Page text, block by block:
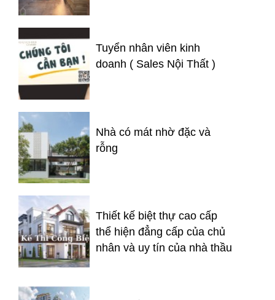
Tuyển nhân viên kinh
doanh ( Sales Nội Thất )
Nhà có mát nhờ đặc và
rỗng
Thiết kế biệt thự cao cấp
thể hiện đẳng cấp của chủ
nhân và uy tín của nhà thầu